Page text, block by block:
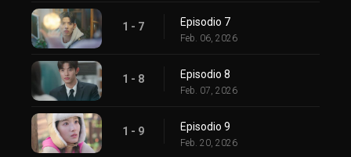
1 - 7 Episodio 7
Feb. 06, 2026
1 - 8 Episodio 8
Feb. 07, 2026
1 - 9 Episodio 9
Feb. 20, 2026